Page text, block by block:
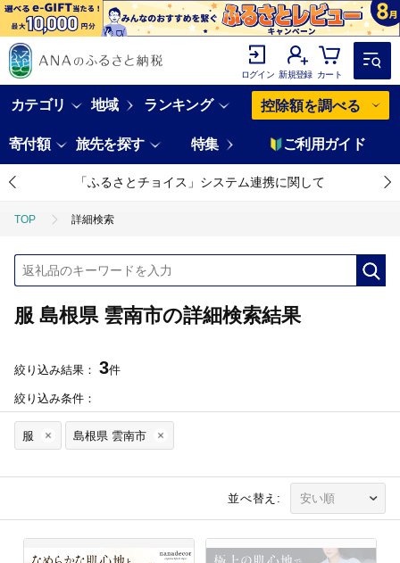
ログイン 新規登録 カート
カテゴリ 地域 ランキング 控除額を調べる
寄付額 旅先を探す 特集 ご利用ガイド
「ふるさとチョイス」システム連携に関して
TOP 詳細検索
服 島根県 雲南市の詳細検索結果
絞り込み結果： 3件
絞り込み条件：
服 島根県 雲南市
並べ替え: